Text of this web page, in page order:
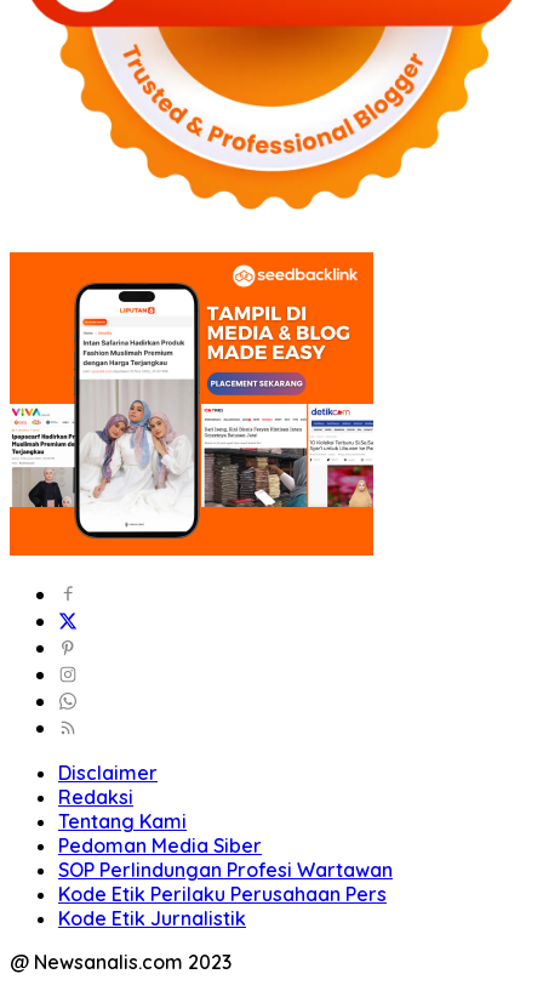
Disclaimer
Redaksi
Tentang Kami
Pedoman Media Siber
SOP Perlindungan Profesi Wartawan
Kode Etik Perilaku Perusahaan Pers
Kode Etik Jurnalistik
@ Newsanalis.com 2023